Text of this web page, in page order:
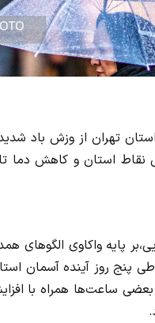
تهران از وزش باد
پایه واکاوی الگوهای
پنج روز آینده آسمان
بعضی ساعت‌ها همراه با